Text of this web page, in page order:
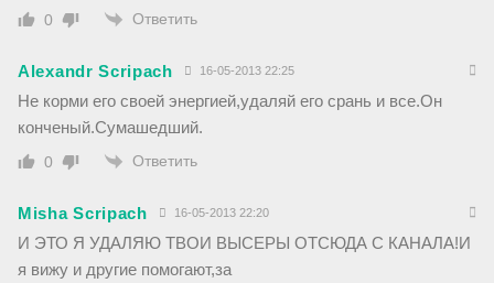
0 Ответить
Alexandr Scripach 16-05-2013 22:25
Не корми его своей энергией,удаляй его срань и все.Он
конченый.Сумашедший.
0 Ответить
Misha Scripach 16-05-2013 22:20
И ЭТО Я УДАЛЯЮ ТВОИ ВЫСЕРЫ ОТСЮДА С КАНАЛА!И
я вижу и другие помогают,за